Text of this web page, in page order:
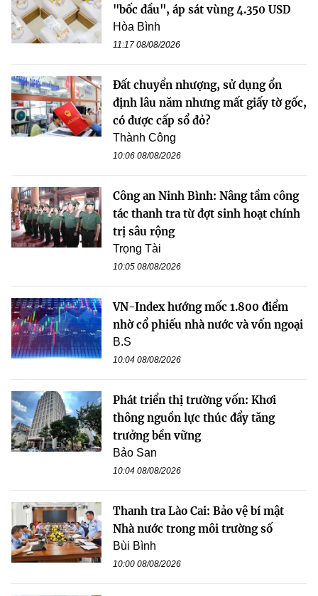
"bốc đầu", áp sát vùng 4.350 USD
Hòa Bình
11:17 08/08/2026
Đất chuyển nhượng, sử dụng ổn
định lâu năm nhưng mất giấy tờ gốc,
có được cấp sổ đỏ?
Thành Công
10:06 08/08/2026
Công an Ninh Bình: Nâng tầm công
tác thanh tra từ đợt sinh hoạt chính
trị sâu rộng
Trọng Tài
10:05 08/08/2026
VN-Index hướng mốc 1.800 điểm
nhờ cổ phiếu nhà nước và vốn ngoại
B.S
10:04 08/08/2026
Phát triển thị trường vốn: Khơi
thông nguồn lực thúc đẩy tăng
trưởng bền vững
Bảo San
10:04 08/08/2026
Thanh tra Lào Cai: Bảo vệ bí mật
Nhà nước trong môi trường số
Bùi Bình
10:00 08/08/2026